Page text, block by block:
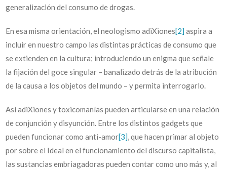
generalización del consumo de drogas.
En esa misma orientación, el neologismo adiXiones[2]aspira a
incluir en nuestro campo las distintas prácticas de consumo que
se extienden en la cultura; introduciendo un enigma que señale
la fijación del goce singular – banalizado detrás de la atribución
de la causa a los objetos del mundo – y permita interrogarlo.
Así adiXiones y toxicomanías pueden articularse en una relación
de conjunción y disyunción. Entre los distintos gadgets que
pueden funcionar como anti-amor[3], que hacen primar al objeto
por sobre el Ideal en el funcionamiento del discurso capitalista,
las sustancias embriagadoras pueden contar como uno más y, al